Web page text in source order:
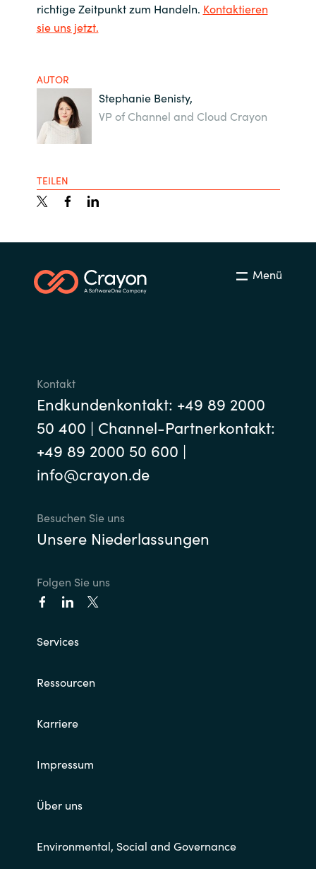
richtige Zeitpunkt zum Handeln. Kontaktieren
sie uns jetzt.
AUTOR
Stephanie Benisty,
VP of Channel and Cloud Crayon
TEILEN
Menü
Kontakt
Endkundenkontakt: +49 89 2000
50 400 | Channel-Partnerkontakt:
+49 89 2000 50 600 |
info@crayon.de
Besuchen Sie uns
Unsere Niederlassungen
Folgen Sie uns
Services
Ressourcen
Karriere
Impressum
Über uns
Environmental, Social and Governance